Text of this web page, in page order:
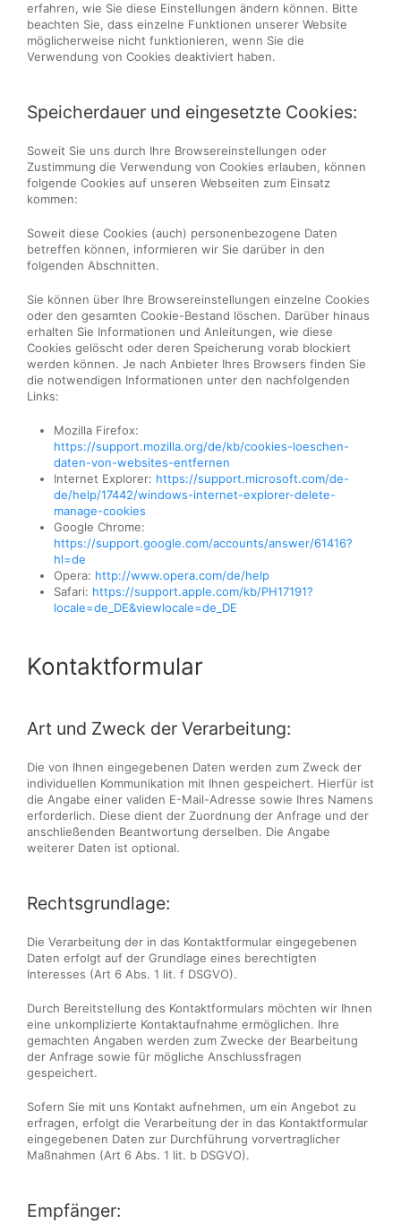
erfahren, wie Sie diese Einstellungen ändern können. Bitte
beachten Sie, dass einzelne Funktionen unserer Website
möglicherweise nicht funktionieren, wenn Sie die
Verwendung von Cookies deaktiviert haben.
Speicherdauer und eingesetzte Cookies:
Soweit Sie uns durch Ihre Browsereinstellungen oder
Zustimmung die Verwendung von Cookies erlauben, können
folgende Cookies auf unseren Webseiten zum Einsatz
kommen:
Soweit diese Cookies (auch) personenbezogene Daten
betreffen können, informieren wir Sie darüber in den
folgenden Abschnitten.
Sie können über Ihre Browsereinstellungen einzelne Cookies
oder den gesamten Cookie-Bestand löschen. Darüber hinaus
erhalten Sie Informationen und Anleitungen, wie diese
Cookies gelöscht oder deren Speicherung vorab blockiert
werden können. Je nach Anbieter Ihres Browsers finden Sie
die notwendigen Informationen unter den nachfolgenden
Links:
Mozilla Firefox:
https://support.mozilla.org/de/kb/cookies-loeschen-
daten-von-websites-entfernen
Internet Explorer: https://support.microsoft.com/de-
de/help/17442/windows-internet-explorer-delete-
manage-cookies
Google Chrome:
https://support.google.com/accounts/answer/61416?
hl=de
Opera: http://www.opera.com/de/help
Safari: https://support.apple.com/kb/PH17191?
locale=de_DE&viewlocale=de_DE
Kontaktformular
Art und Zweck der Verarbeitung:
Die von Ihnen eingegebenen Daten werden zum Zweck der
individuellen Kommunikation mit Ihnen gespeichert. Hierfür ist
die Angabe einer validen E-Mail-Adresse sowie Ihres Namens
erforderlich. Diese dient der Zuordnung der Anfrage und der
anschließenden Beantwortung derselben. Die Angabe
weiterer Daten ist optional.
Rechtsgrundlage:
Die Verarbeitung der in das Kontaktformular eingegebenen
Daten erfolgt auf der Grundlage eines berechtigten
Interesses (Art 6 Abs. 1 lit. f DSGVO).
Durch Bereitstellung des Kontaktformulars möchten wir Ihnen
eine unkomplizierte Kontaktaufnahme ermöglichen. Ihre
gemachten Angaben werden zum Zwecke der Bearbeitung
der Anfrage sowie für mögliche Anschlussfragen
gespeichert.
Sofern Sie mit uns Kontakt aufnehmen, um ein Angebot zu
erfragen, erfolgt die Verarbeitung der in das Kontaktformular
eingegebenen Daten zur Durchführung vorvertraglicher
Maßnahmen (Art 6 Abs. 1 lit. b DSGVO).
Empfänger: